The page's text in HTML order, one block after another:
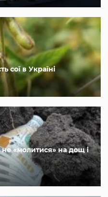
сої в Україні
«молитися» на дощ і